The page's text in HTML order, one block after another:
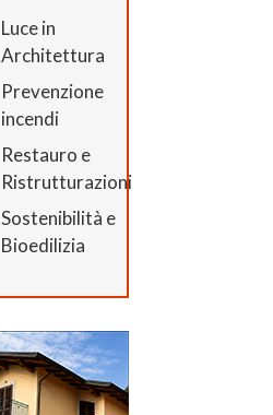
Luce in
Architettura
Prevenzione
incendi
Restauro e
Ristrutturazioni
Sostenibilità e
Bioedilizia